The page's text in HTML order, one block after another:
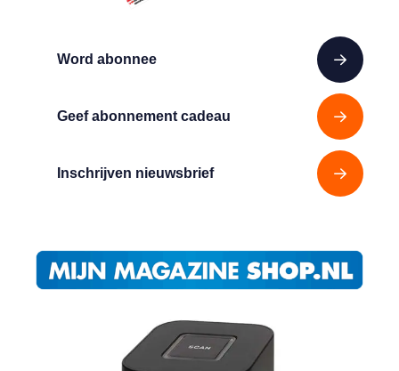
Word abonnee
Geef abonnement cadeau
Inschrijven nieuwsbrief